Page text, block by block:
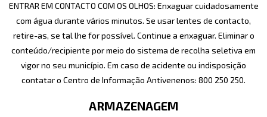
ENTRAR EM CONTACTO COM OS OLHOS: Enxaguar cuidadosamente
com água durante vários minutos. Se usar lentes de contacto,
retire-as, se tal lhe for possível. Continue a enxaguar. Eliminar o
conteúdo/recipiente por meio do sistema de recolha seletiva em
vigor no seu município. Em caso de acidente ou indisposição
contatar o Centro de Informação Antivenenos: 800 250 250.
ARMAZENAGEM